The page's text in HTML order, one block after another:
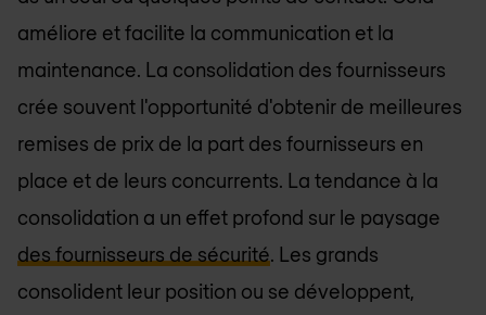
améliore et facilite la communication et la
maintenance. La consolidation des fournisseurs
crée souvent l'opportunité d'obtenir de meilleures
remises de prix de la part des fournisseurs en
place et de leurs concurrents. La tendance à la
consolidation a un effet profond sur le paysage
des fournisseurs de sécurité. Les grands
consolident leur position ou se développent,